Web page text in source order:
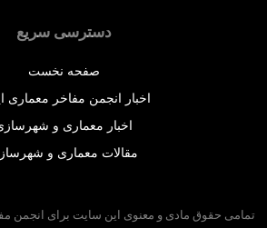
دسترسی سریع
صفحه نخست
اخبار انجمن مفاخر معماری ایران
اخبار معماری و شهرسازی
مقالات معماری و شهرسازی
حقوق مادی و معنوی این سایت برای انجمن مفاخر